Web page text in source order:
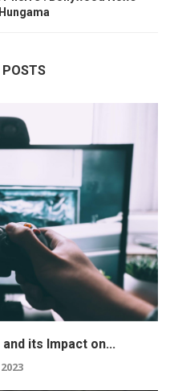
POSTS
its Impact on...